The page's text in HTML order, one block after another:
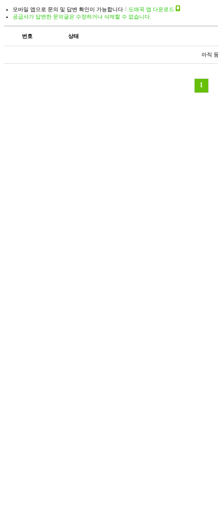
모바일 앱으로 문의 및 답변 확인이 가능합니다
도매꾹 앱 다운로드
공급사가 답변한 문의글은 수정하거나 삭제할 수 없습니다.
번호 상태
아직
1